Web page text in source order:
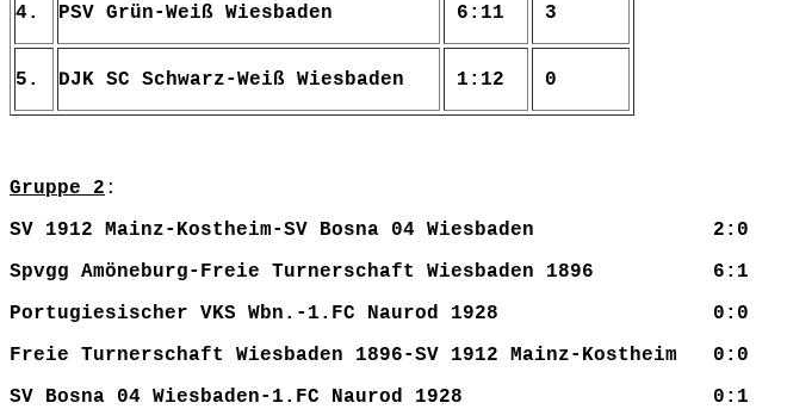
4. PSV Grün-Weiß Wiesbaden 6:11 3
5. DJK SC Schwarz-Weiß Wiesbaden 1:12 0
Gruppe 2 :
SV 1912 Mainz-Kostheim-SV Bosna 04 Wiesbaden 2:0
Spvgg Amöneburg-Freie Turnerschaft Wiesbaden 1896 6:1
Portugiesischer VKS Wbn.-1.FC Naurod 1928 0:0
Freie Turnerschaft Wiesbaden 1896-SV 1912 Mainz-Kostheim 0:0
SV Bosna 04 Wiesbaden-1.FC Naurod 1928 0:1